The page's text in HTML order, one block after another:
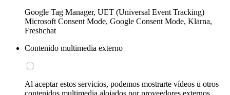
Google Tag Manager, UET (Universal Event Tracking)
Microsoft Consent Mode, Google Consent Mode, Klarna,
Freshchat
Contenido multimedia externo
Al aceptar estos servicios, podemos mostrarte vídeos u otros
contenidos multimedia alojados por proveedores externos.